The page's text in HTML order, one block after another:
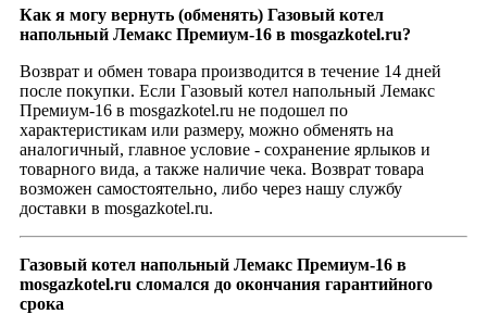
Как я могу вернуть (обменять) Газовый котел
напольный Лемакс Премиум-16 в mosgazkotel.ru?
Возврат и обмен товара производится в течение 14 дней
после покупки. Если Газовый котел напольный Лемакс
Премиум-16 в mosgazkotel.ru не подошел по
характеристикам или размеру, можно обменять на
аналогичный, главное условие - сохранение ярлыков и
товарного вида, а также наличие чека. Возврат товара
возможен самостоятельно, либо через нашу службу
доставки в mosgazkotel.ru.
Газовый котел напольный Лемакс Премиум-16 в
mosgazkotel.ru сломался до окончания гарантийного
срока